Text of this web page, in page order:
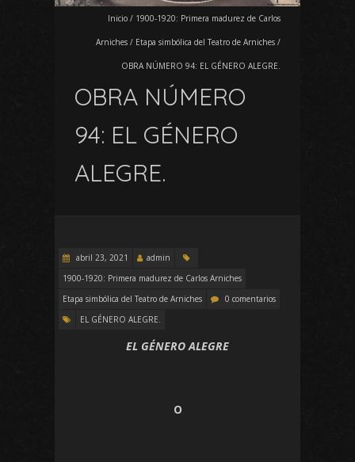
Inicio / 1900-1920: Primera madurez de Carlos
Arniches / Etapa simbólica del Teatro de Arniches /
OBRA NÚMERO 94: EL GÉNERO ALEGRE.
OBRA NÚMERO
94: EL GÉNERO
ALEGRE.
abril 23, 2021
admin
1900-1920: Primera madurez de Carlos Arniches
Etapa simbólica del Teatro de Arniches
0 comentarios
EL GÉNERO ALEGRE.
EL GÉNERO ALEGRE
O